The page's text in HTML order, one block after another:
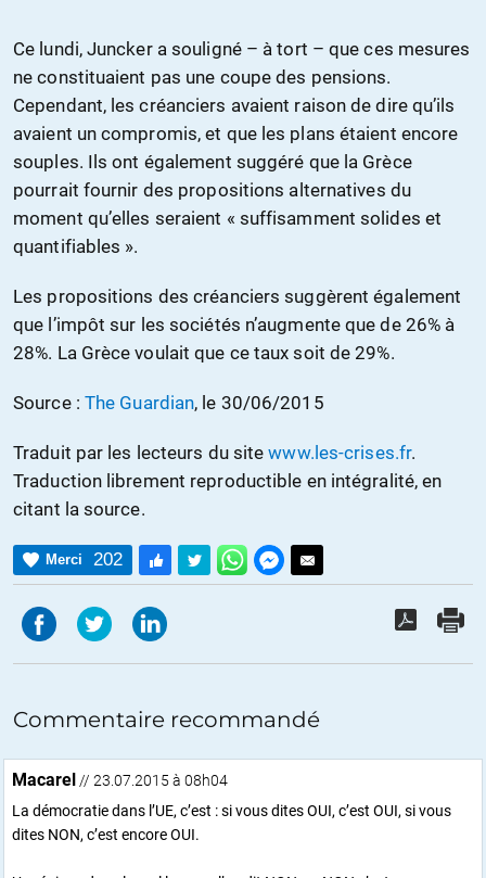
Ce lundi, Juncker a souligné – à tort – que ces mesures
ne constituaient pas une coupe des pensions.
Cependant, les créanciers avaient raison de dire qu’ils
avaient un compromis, et que les plans étaient encore
souples. Ils ont également suggéré que la Grèce
pourrait fournir des propositions alternatives du
moment qu’elles seraient « suffisamment solides et
quantifiables ».
Les propositions des créanciers suggèrent également
que l’impôt sur les sociétés n’augmente que de 26% à
28%. La Grèce voulait que ce taux soit de 29%.
Source : The Guardian, le 30/06/2015
Traduit par les lecteurs du sitewww.les-crises.fr.
Traduction librement reproductible en intégralité, en
citant la source.
Merci 202
Commentaire recommandé
Macarel // 23.07.2015 à 08h04
La démocratie dans l’UE, c’est : si vous dites OUI, c’est OUI, si vous
dites NON, c’est encore OUI.